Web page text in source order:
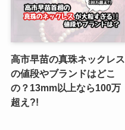
高市早苗の真珠ネックレス
の値段やブランドはどこ
の？13mm以上なら100万
超え?!